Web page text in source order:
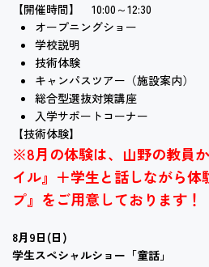
【開催時間】 10:00～12:30
オープニングショー
学校説明
技術体験
キャンパスツアー（施設案内）
総合型選抜対策講座
入学サポートコーナー
【技術体験】
※8月の体験は、山野の教員
イル』＋学生と話しながら体
プ』をご用意しております！
8月9日(日)
学生スペシャルショー「童話」